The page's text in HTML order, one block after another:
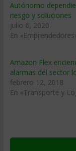
Autónomo
riesgo y soluciones
julio 6, 2020
En
Amazon Flex
alarmas del sector
febrero 12, 2018
En «Transporte y